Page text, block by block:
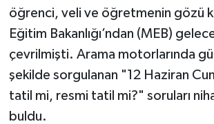
öğrenci, veli ve öğretmenin gözü
Eğitim Bakanlığı’ndan (MEB)
çevrilmişti. Arama motorlarında
şekilde sorgulanan "12 Haziran
tatil mi, resmi tatil mi?" soruları
buldu.
KÜLTÜR-SANAT
MAGAZİN
MANŞET